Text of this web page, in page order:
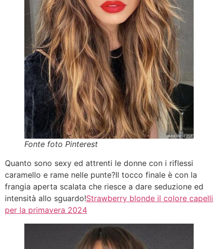
Fonte foto Pinterest
Quanto sono sexy ed attrenti le donne con i riflessi
caramello e rame nelle punte?Il tocco finale è con la
frangia aperta scalata che riesce a dare seduzione ed
intensità allo sguardo!Strawberry blonde il colore capelli
per la primavera 2024